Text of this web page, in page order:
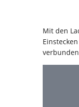
Mit den